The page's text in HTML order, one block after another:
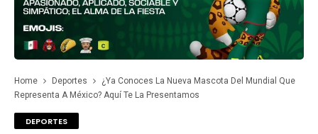
Home Deportes
¿Ya Conoces La Nueva Mascota Del Mundial Que
Representa A México? Aquí Te La Presentamos
DEPORTES